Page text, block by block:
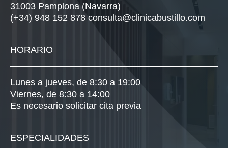
31003 Pamplona (Navarra)
(+34) 948 152 878 consulta@clinicabustillo.com
HORARIO
Lunes a jueves, de 8:30 a 19:00
Viernes, de 8:30 a 14:00
Es necesario solicitar cita previa
ESPECIALIDADES